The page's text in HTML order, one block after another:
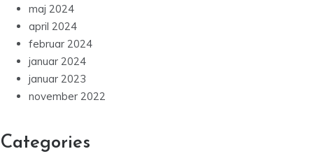
maj 2024
april 2024
februar 2024
januar 2024
januar 2023
november 2022
Categories